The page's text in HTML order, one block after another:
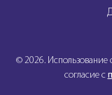
© 2026. Использование
согласие с